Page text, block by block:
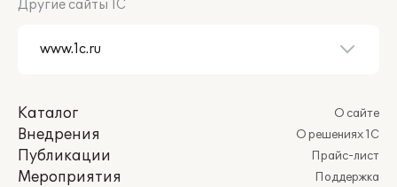
Другие сайты 1С
Каталог
Внедрения
Публикации
Мероприятия
О сайте
О решениях 1С
Прайс-лист
Поддержка